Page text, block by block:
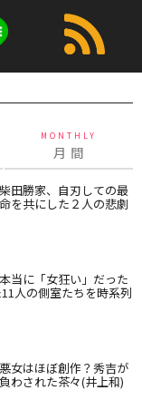
MONTHLY
月 間
田勝家、自刃しての最
を共にした２人の悲劇
当に「女狂い」だった
人の側室たちを時系列
女はほぼ創作？秀吉が
わされた茶々(井上和)